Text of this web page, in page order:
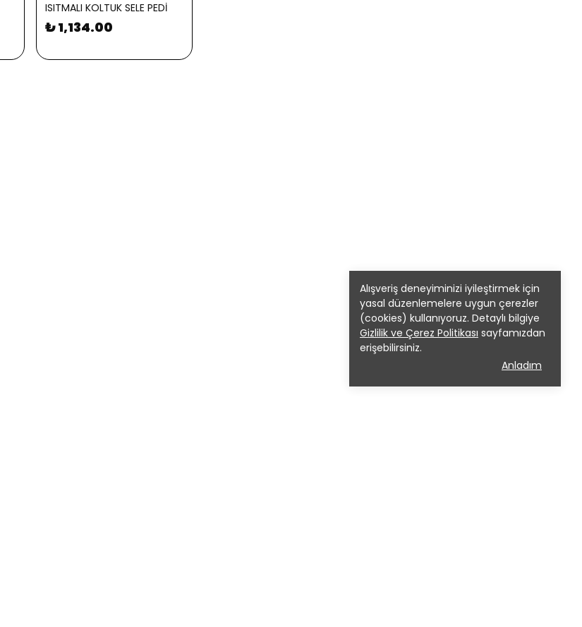
Alışveriş deneyiminizi iyileştirmek için
yasal düzenlemelere uygun çerezler
(cookies) kullanıyoruz. Detaylı bilgiye
Gizlilik ve Çerez Politikası sayfamızdan
erişebilirsiniz.
Anladım
ISITMALI KOLTUK SELE PEDİ
₺ 1,134.00